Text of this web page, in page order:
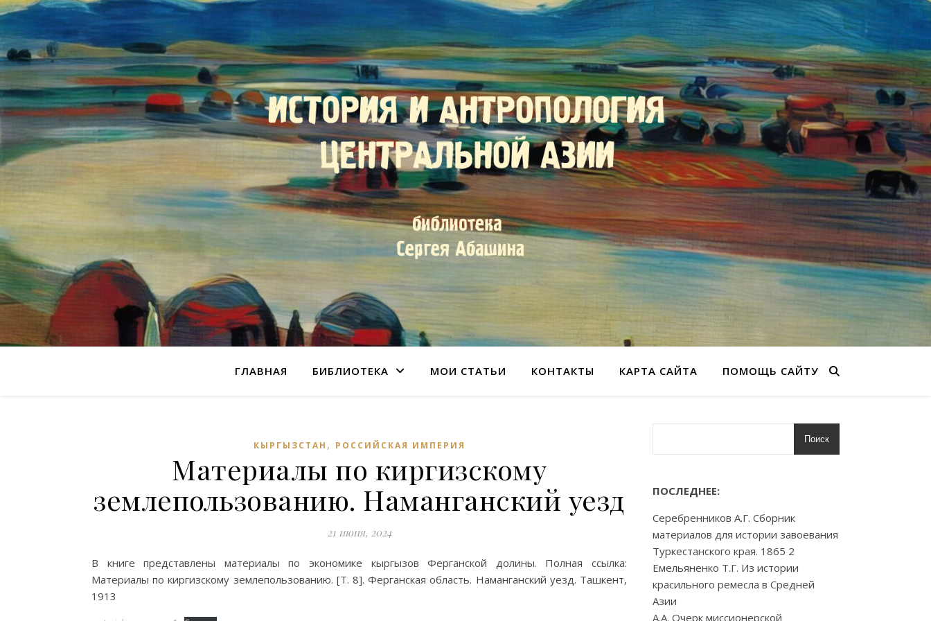
ГЛАВНАЯ БИБЛИОТЕКА МОИ СТАТЬИ КОНТАКТЫ КАРТА САЙТА ПОМОЩЬ САЙТУ
КЫРГЫЗСТАН , РОССИЙСКАЯ ИМПЕРИЯ
Материалы по киргизскому
землепользованию. Наманганский уезд
21 июня, 2024
В книге представлены материалы по экономике кыргызов Ферганской долины. Полная ссылка:
Материалы по киргизскому землепользованию. [Т. 8]. Ферганская область. Наманганский уезд. Ташкент,
1913
Поиск
ПОСЛЕДНЕЕ:
Серебренников А.Г. Сборник
материалов для истории завоевания
Туркестанского края. 1865 2
Емельяненко Т.Г. Из истории
красильного ремесла в Средней
Азии
А.А. Очерк миссионерской